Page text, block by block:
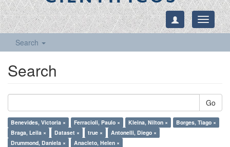
Toggle
Search
Search
Go
Benevides, Victoria × Ferracioli, Paulo × Kleina, Nilton ×
Borges, Tiago ×
Braga, Leila ×
Dataset × true ×
Antonelli, Diego ×
Drummond, Daniela ×
Anacleto, Helen ×